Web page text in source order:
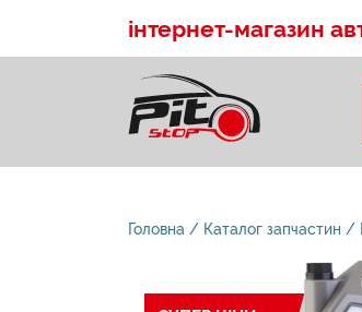
інтернет-магазин
Головна Каталог запчастин